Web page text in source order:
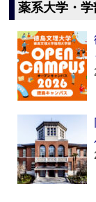
薬系大学・